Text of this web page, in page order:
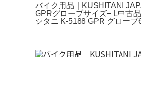
バイク用品｜KUSHITANI
GPRグローブサイズ− L中古
シタニ K-5188 GPR グロー